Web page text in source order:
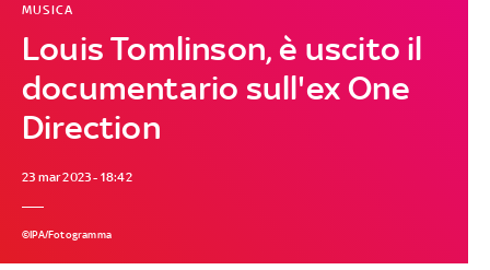
Louis Tomlinson, è uscito il
documentario sull'ex One
Direction
MUSICA
23 mar 2023 - 18:42
©IPA/Fotogramma